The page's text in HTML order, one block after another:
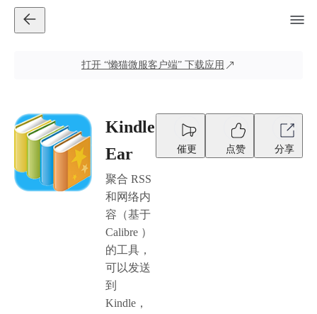
打开 “懒猫微服客户端” 下载应用
Kindle
Ear
聚合 RSS
和网络内
容（基于
Calibre ）
的工具，
可以发送
到
Kindle，
催更 点赞 分享